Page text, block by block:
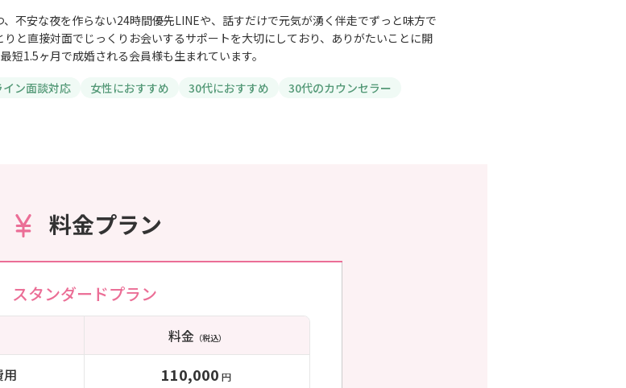
、不安な夜を作らない24時間優先LINEや、話すだけで元気が湧く伴走でずっと味方で
りと直接対面でじっくりお会いするサポートを大切にしており、ありがたいことに開
短1.5ヶ月で成婚される会員様も生まれています。
イン面談対応 女性におすすめ 30代におすすめ
30代のカウンセラー
料金プラン
スタンダードプラン
料金（税込）
用 110,000 円